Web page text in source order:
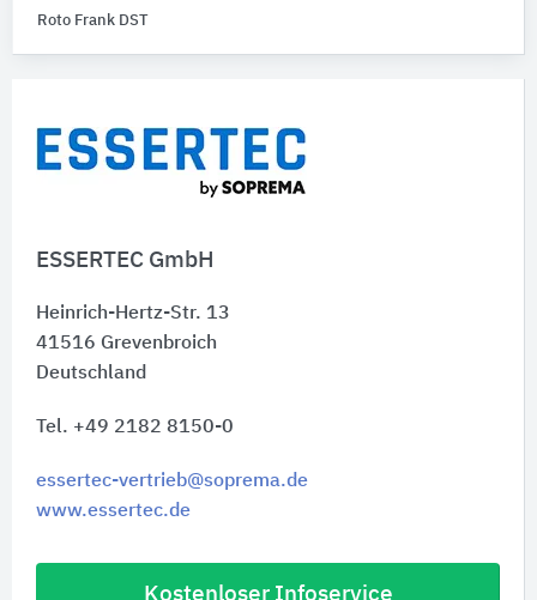
ESSERTEC GmbH
Heinrich-Hertz-Str. 13
41516 Grevenbroich
Deutschland
Tel. +49 2182 8150-0
essertec-vertrieb@soprema.de
www.essertec.de
Kostenloser Infoservice
Roto Frank DST